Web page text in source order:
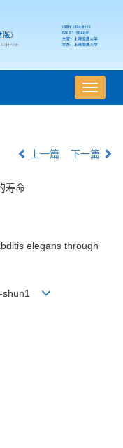
导
航
上一篇 下一篇
寿命
elegans through
shun1